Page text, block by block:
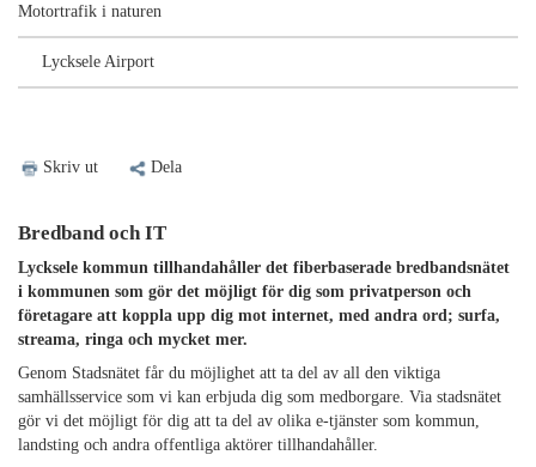
Motortrafik i naturen
Lycksele Airport
Skriv ut Dela
Bredband och IT
Lycksele kommun tillhandahåller det fiberbaserade bredbandsnätet
i kommunen som gör det möjligt för dig som privatperson och
företagare att koppla upp dig mot internet, med andra ord; surfa,
streama, ringa och mycket mer.
Genom Stadsnätet får du möjlighet att ta del av all den viktiga
samhällsservice som vi kan erbjuda dig som medborgare. Via stadsnätet
gör vi det möjligt för dig att ta del av olika e-tjänster som kommun,
landsting och andra offentliga aktörer tillhandahåller.